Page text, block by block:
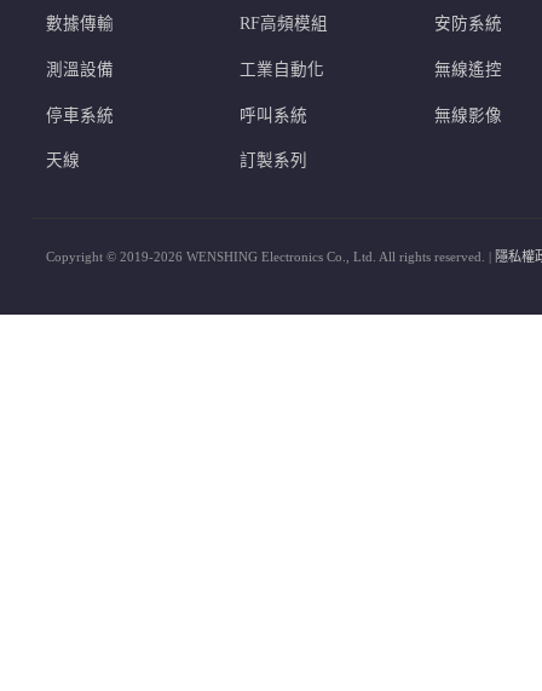
數據傳輸 RF高頻模組 安防系統
測溫設備 工業自動化 無線遙控
停車系統 呼叫系統 無線影像
天線 訂製系列
Copyright © 2019-2026 WENSHING Electronics Co., Ltd. All rights reserved. | 隱私權